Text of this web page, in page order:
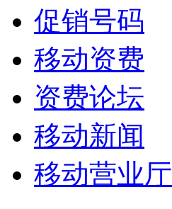
促销号码
移动资费
资费论坛
移动新闻
移动营业厅